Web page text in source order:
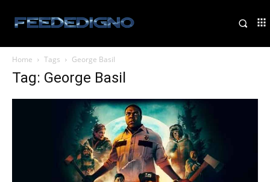
Home Tags George Basil
Tag: George Basil